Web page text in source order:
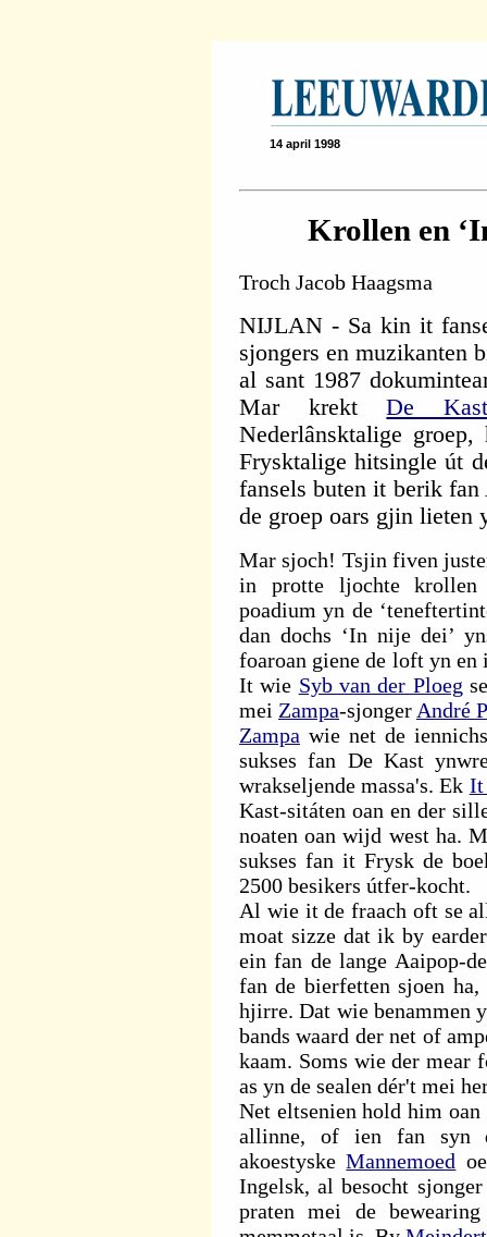
14 april 1998
Krollen en
Troch Jacob Haagsma
NIJLAN - Sa kin it
sjongers en muzikanten
al sant 1987
Mar krektDe
Nederlânsktalige
Frysktalige hitsingle út
fansels buten it berik
de groep oars gjin lieten
Mar sjoch! Tsjin fiven
in protte ljochte krollen
poadium yn de
dan dochs ‘In nije dei’
foaroan giene de loft yn
It wie Syb van der Ploeg
mei Zampa-sjonger André
Zampa wie net de
sukses fan De Kast
wrakseljende massa's. Ek It
Kast-sitáten oan en der
noaten oan wijd west ha.
sukses fan it Frysk de
2500 besikers útfer-kocht.
Al wie it de fraach oft se
moat sizze dat ik by
ein fan de lange Aaipop-
fan de bierfetten sjoen
hjirre. Dat wie benammen
bands waard der net of
kaam. Soms wie der
as yn de sealen dér't mei
Net eltsenien hold him
allinne, of ien fan syn
akoestyskeMannemoed
Ingelsk, al besocht
praten mei de